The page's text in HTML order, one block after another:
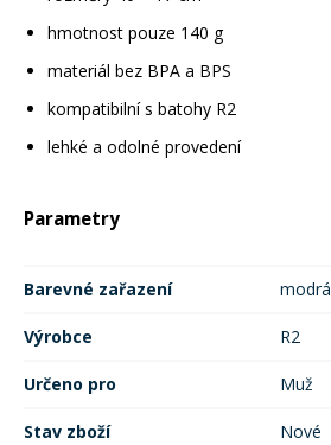
hmotnost pouze 140 g
materiál bez BPA a BPS
kompatibilní s batohy R2
lehké a odolné provedení
Parametry
Barevné zařazení modrá
Výrobce R2
Určeno pro Muž
Stav zboží Nové